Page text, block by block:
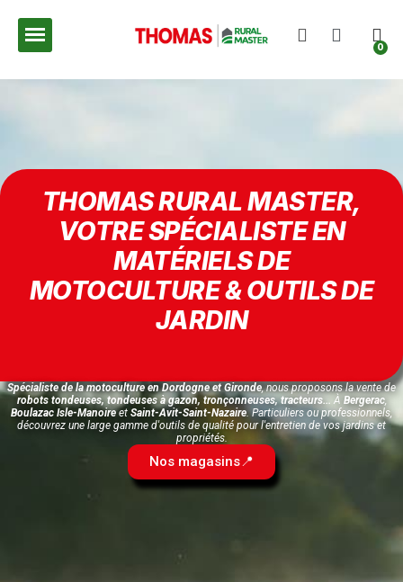
THOMAS RURAL MASTER,
VOTRE SPÉCIALISTE EN
MATÉRIELS DE
MOTOCULTURE & OUTILS DE
JARDIN
Spécialiste de la motoculture en Dordogne et Gironde, nous proposons la vente de
robots tondeuses, tondeuses à gazon, tronçonneuses, tracteurs... À Bergerac,
Boulazac Isle-Manoireet Saint-Avit-Saint-Nazaire. Particuliers ou professionnels,
découvrez une large gamme d'outils de qualité pour l'entretien de vos jardins et
propriétés.
Nos magasins📍